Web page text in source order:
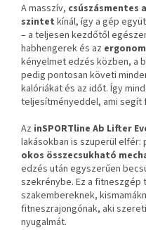
A masszív, csúszásmentes
szintet kínál, így a gép
– a teljesen kezdőtől
habhengerek és az
kényelmet edzés közben, a
pedig pontosan követi
kalóriákat és az időt. Így
teljesítményeddel, ami segít
Az inSPORTline Ab Lifter
lakásokban is szuperül elfér:
okos összecsukható
edzés után egyszerűen
szekrénybe. Ez a
szakembereknek,
fitneszrajongónak, aki
nyugalmát.